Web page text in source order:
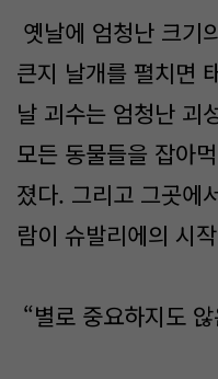
옛날에 엄청난 크기
큰지 날개를 펼치면
날 괴수는 엄청난 괴
모든 동물들을 잡아
졌다. 그리고 그곳에
람이 슈발리에의 시
“별로 중요하지도